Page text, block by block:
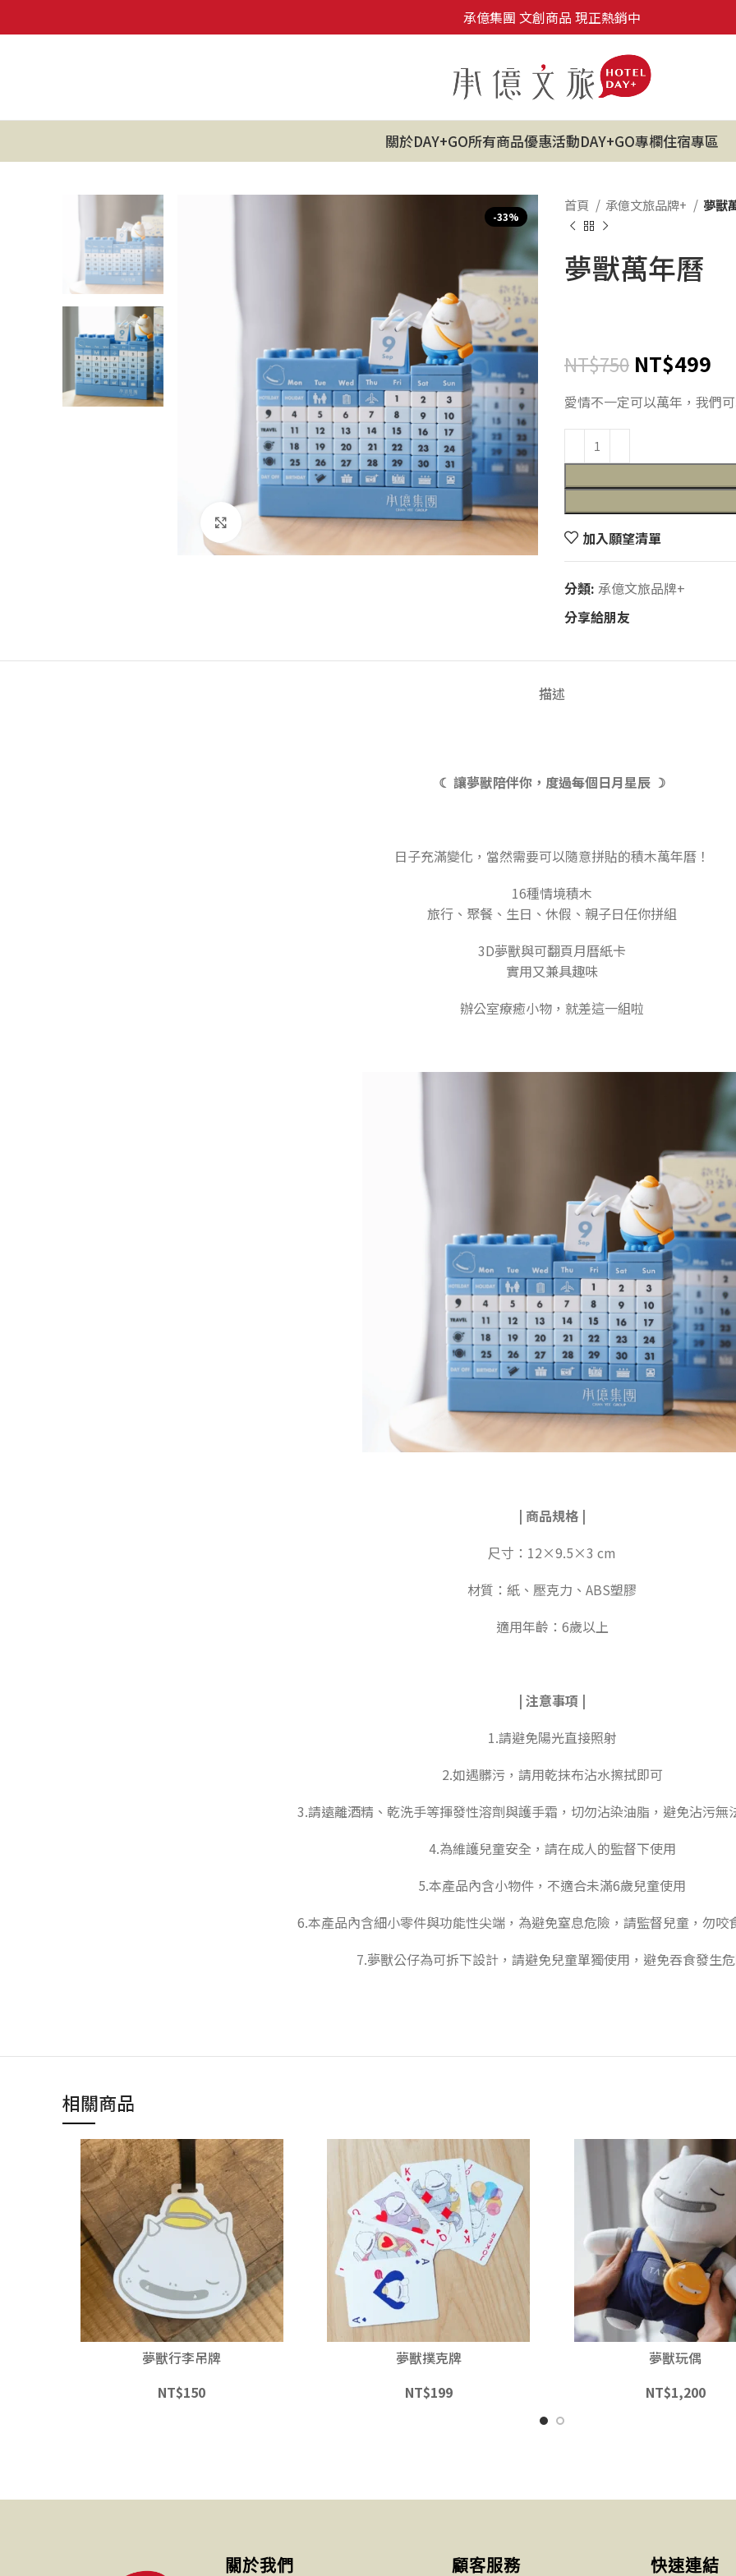
承億集團 文創商品 現正熱銷中
關於DAY+GO所有商品優惠活動DAY+GO專欄住宿專區
-33%
Click to enlarge
首頁 承億文旅品牌+ 夢獸
夢獸萬年曆
NT$750 NT$499
愛情不一定可以萬年，我們可
加入願望清單
分類: 承億文旅品牌+
分享給朋友
描述
☾ 讓夢獸陪伴你，度過每個日月星辰 ☽
日子充滿變化，當然需要可以隨意拼貼的積木萬年曆！
16種情境積木
旅行、聚餐、生日、休假、親子日任你拼組
3D夢獸與可翻頁月曆紙卡
實用又兼具趣味
辦公室療癒小物，就差這一組啦
| 商品規格 |
尺寸：12×9.5×3 cm
材質：紙、壓克力、ABS塑膠
適用年齡：6歲以上
| 注意事項 |
1.請避免陽光直接照射
2.如遇髒污，請用乾抹布沾水擦拭即可
3.請遠離酒精、乾洗手等揮發性溶劑與護手霜，切勿沾染油脂，避免沾污無
4.為維護兒童安全，請在成人的監督下使用
5.本產品內含小物件，不適合未滿6歲兒童使用
6.本產品內含細小零件與功能性尖端，為避免窒息危險，請監督兒童，勿咬
7.夢獸公仔為可拆下設計，請避免兒童單獨使用，避免吞食發生
相關商品
夢獸行李吊牌
NT$150
夢獸撲克牌
NT$199
夢獸玩偶
NT$1,200
關於我們 顧客服務 快速連結